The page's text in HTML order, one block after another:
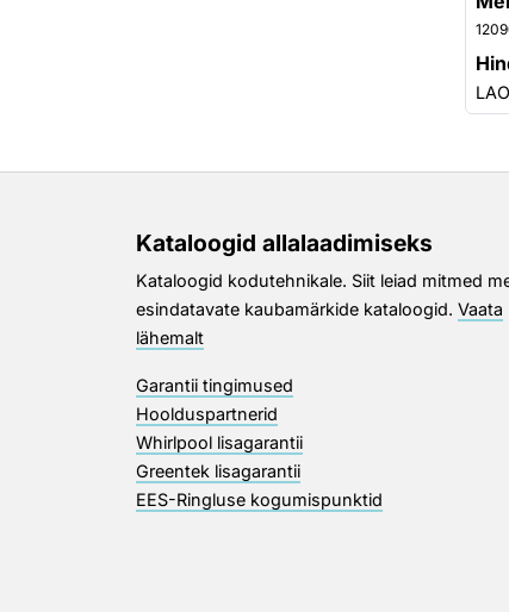
Kataloogid allalaadimiseks
Kataloogid kodutehnikale. Siit leiad mitmed
esindatavate kaubamärkide kataloogid. Vaata
lähemalt
Garantii tingimused
Hoolduspartnerid
Whirlpool lisagarantii
Greentek lisagarantii
EES-Ringluse kogumispunktid